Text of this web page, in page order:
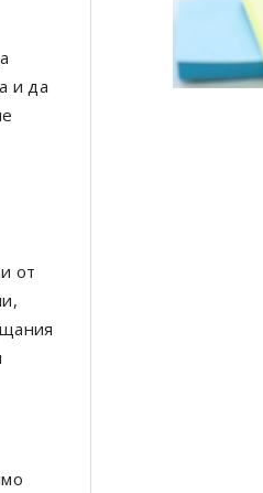
и да
от